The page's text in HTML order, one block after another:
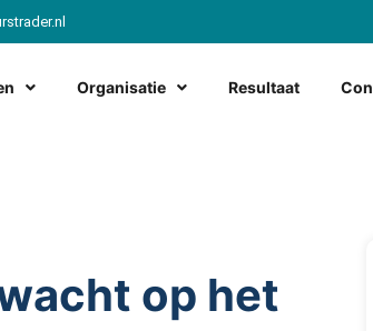
Organisatie Resultaat
op het